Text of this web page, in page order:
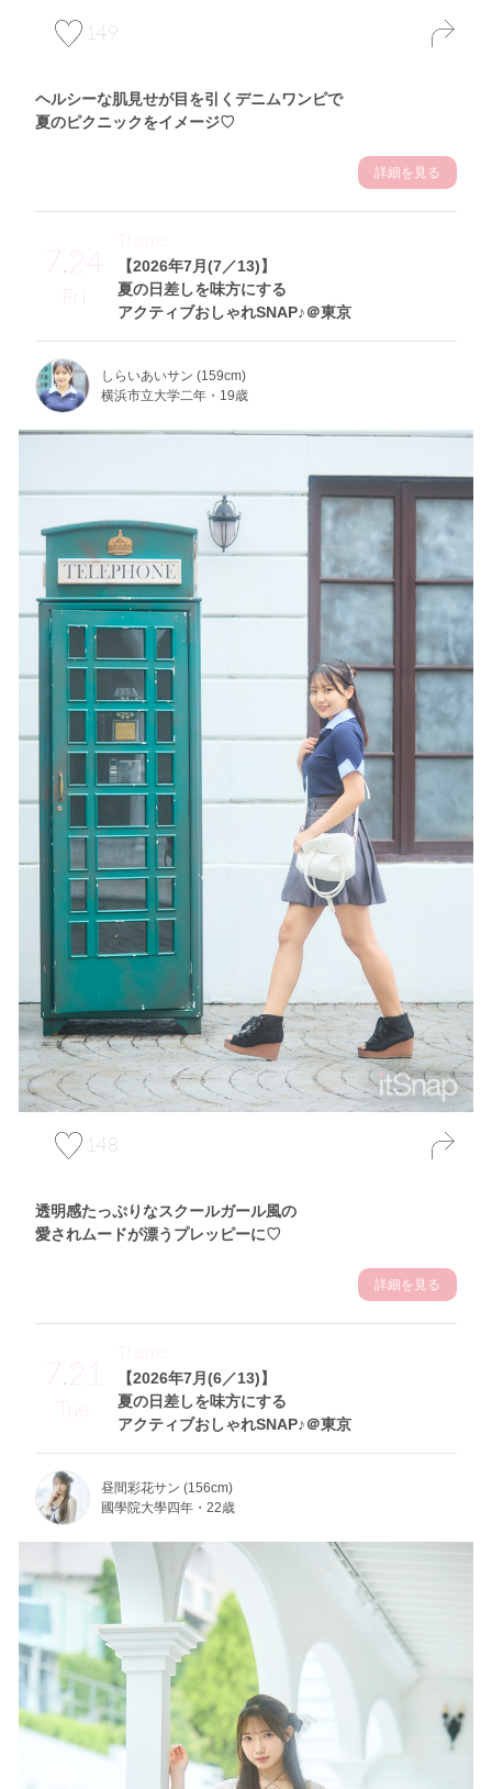
149
ヘルシーな肌見せが目を引くデニムワンピで
夏のピクニックをイメージ♡
詳細を見る
7.24
Fri
【2026年7月(7／13)】
夏の日差しを味方にする
アクティブおしゃれSNAP♪＠東京
Theme
しらいあいサン (159cm)
横浜市立大学二年・19歳
148
透明感たっぷりなスクールガール風の
愛されムードが漂うプレッピーに♡
詳細を見る
7.21
Tue
【2026年7月(6／13)】
夏の日差しを味方にする
アクティブおしゃれSNAP♪＠東京
Theme
昼間彩花サン (156cm)
國學院大學四年・22歳